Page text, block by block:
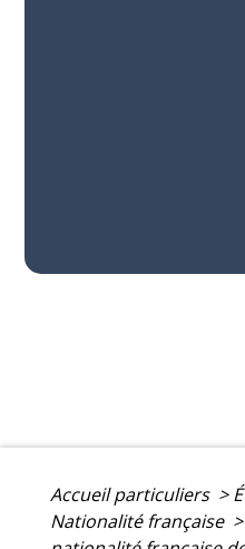
Accueil particuliers >
Nationalité française >